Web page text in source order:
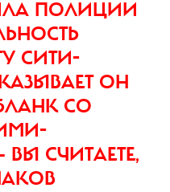
ПОЛИЦИИ
СИТИ-
ОН
СО
СЧИТАЕТЕ,